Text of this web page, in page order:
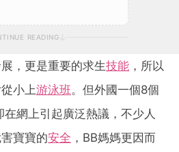
READING
，更是重要的求生技能 ，所以
小上游泳班。但外國一個8個
網上引起廣泛熱議，不少人
寶寶的安全 ，BB媽媽更因而